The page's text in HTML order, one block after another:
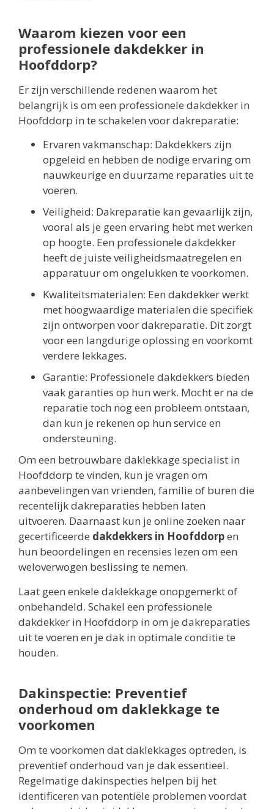
Waarom kiezen voor een
professionele dakdekker in
Hoofddorp?
Er zijn verschillende redenen waarom het
belangrijk is om een professionele dakdekker in
Hoofddorp in te schakelen voor dakreparatie:
Ervaren vakmanschap: Dakdekkers zijn
opgeleid en hebben de nodige ervaring om
nauwkeurige en duurzame reparaties uit te
voeren.
Veiligheid: Dakreparatie kan gevaarlijk zijn,
vooral als je geen ervaring hebt met werken
op hoogte. Een professionele dakdekker
heeft de juiste veiligheidsmaatregelen en
apparatuur om ongelukken te voorkomen.
Kwaliteitsmaterialen: Een dakdekker werkt
met hoogwaardige materialen die specifiek
zijn ontworpen voor dakreparatie. Dit zorgt
voor een langdurige oplossing en voorkomt
verdere lekkages.
Garantie: Professionele dakdekkers bieden
vaak garanties op hun werk. Mocht er na de
reparatie toch nog een probleem ontstaan,
dan kun je rekenen op hun service en
ondersteuning.
Om een betrouwbare daklekkage specialist in
Hoofddorp te vinden, kun je vragen om
aanbevelingen van vrienden, familie of buren die
recentelijk dakreparaties hebben laten
uitvoeren. Daarnaast kun je online zoeken naar
gecertificeerde dakdekkers in Hoofddorpen
hun beoordelingen en recensies lezen om een
weloverwogen beslissing te nemen.
Laat geen enkele daklekkage onopgemerkt of
onbehandeld. Schakel een professionele
dakdekker in Hoofddorp in om je dakreparaties
uit te voeren en je dak in optimale conditie te
houden.
Dakinspectie: Preventief
onderhoud om daklekkage te
voorkomen
Om te voorkomen dat daklekkages optreden, is
preventief onderhoud van je dak essentieel.
Regelmatige dakinspecties helpen bij het
identificeren van potentiële problemen voordat